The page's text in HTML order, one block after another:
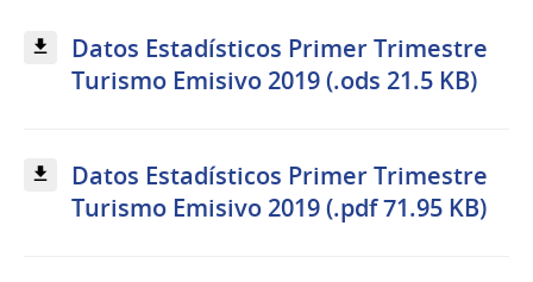
Datos Estadísticos Primer Trimestre
Turismo Emisivo 2019 (.ods 21.5 KB)
Datos Estadísticos Primer Trimestre
Turismo Emisivo 2019 (.pdf 71.95 KB)